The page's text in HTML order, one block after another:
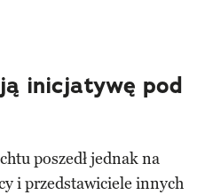
inicjatywę pod
poszedł jednak na
i przedstawiciele innych